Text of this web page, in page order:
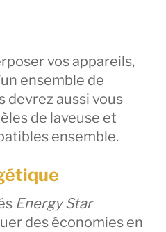
vos appareils,
ensemble de
devrez aussi vous
de laveuse et
ensemble.
Energy Star
des économies en